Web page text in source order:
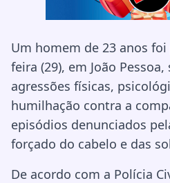
Um homem de 23 anos
feira (29), em João
agressões físicas,
humilhação contra a
episódios denunciados
forçado do cabelo e das
De acordo com a Polícia